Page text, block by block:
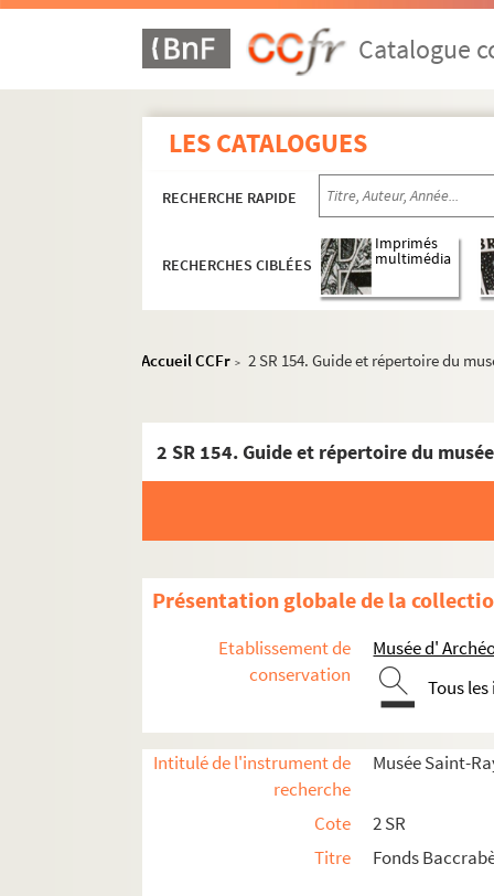
Catalogue
LES CATALOGUES
RECHERCHE RAPIDE
RECHERCHES CIBLÉES
Imprimés
multimédia
Accueil CCFr > 2 SR 154. Guide et répertoire du
2 SR 154. Guide et répertoire du musée
Présentation globale de la
Etablissement de
conservation
Musée d'
Tous
Intitulé de l'instrument de
recherche
Musée Saint-
Cote
2 SR
Titre
Fonds